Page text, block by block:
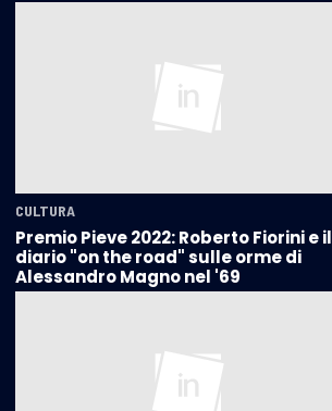
CULTURA
Premio Pieve 2022: Roberto Fiorini e il
diario "on the road" sulle orme di
Alessandro Magno nel '69